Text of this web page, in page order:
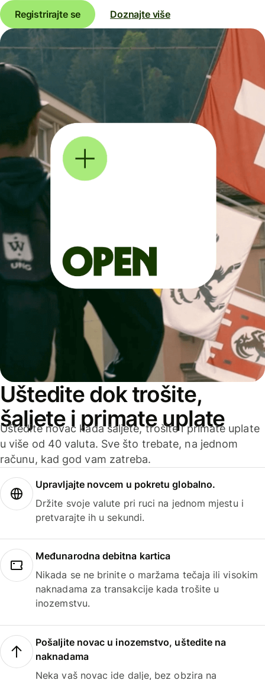
Registrirajte se
Doznajte više
Uštedite dok trošite,
šaljete i primate uplate
Uštedite novac kada šaljete, trošite i primate uplate
u više od 40 valuta. Sve što trebate, na jednom
računu, kad god vam zatreba.
Upravljajte novcem u pokretu globalno.
Držite svoje valute pri ruci na jednom mjestu i
pretvarajte ih u sekundi.
Međunarodna debitna kartica
Nikada se ne brinite o maržama tečaja ili visokim
naknadama za transakcije kada trošite u
inozemstvu.
Pošaljite novac u inozemstvo, uštedite na
naknadama
Neka vaš novac ide dalje, bez obzira na